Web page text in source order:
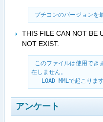
プチコンのバージョンを
THIS FILE CAN NOT BE
NOT EXIST.
在しません。
LOAD MMLで起こります
アンケート